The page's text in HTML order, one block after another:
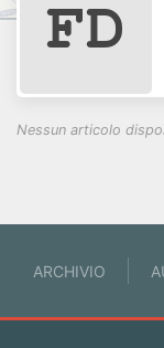
Nessun articolo
ARCHIVIO